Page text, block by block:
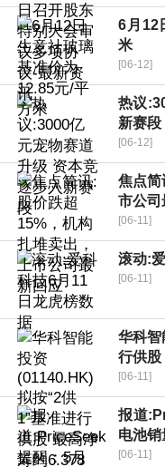
6月12
米
[06-12]
热议
新赛段
[06-12]
焦点简
市公司
[06-11]
滚动:
[06-11]
华科智
行供股
[06-11]
报道
电池
[06-11]